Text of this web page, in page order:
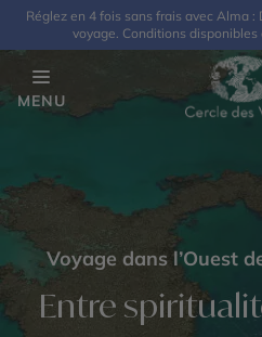
Réglez en 4 fois sans frais avec Alma
voyage. Conditions
MENU
Voyage dans l’Ouest
Entre